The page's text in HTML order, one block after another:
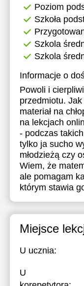
Poziom
Szkoła
Szkola
Szkola
Informacje o
Powoli i
przedmiotu. Jak
materiał na
na lekcjach
- podczas
tylko ja sucho
młodzieżą czy
Wiem, że
ale pomagam
którym stawia
Miejsce
U ucznia:
U
21:00 15:30
16:00
16:30
17:00
17:30
18:00
18:30
19:00
19:30
20:00
21:00